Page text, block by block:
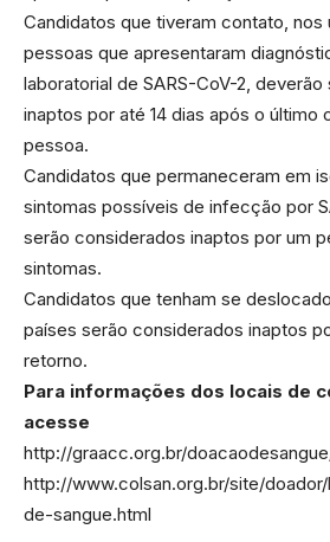
Candidatos que tiveram contato, nos
pessoas que apresentaram
laboratorial de SARS-CoV-2,
inaptos por até 14 dias após o último
pessoa.
Candidatos que permaneceram em
sintomas possíveis de infecção por
serão considerados inaptos por um
sintomas.
Candidatos que tenham se
países serão considerados inaptos
retorno.
Para informações dos locais de
acesse
http://graacc.org.br/
http://www.colsan.org.br/site/
de-sangue.html